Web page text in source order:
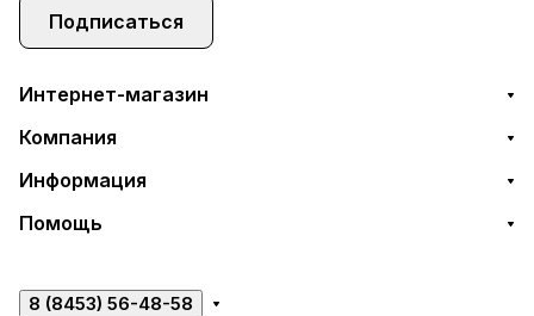
Подписаться
Интернет-магазин
Компания
Информация
Помощь
8 (8453) 56-48-58